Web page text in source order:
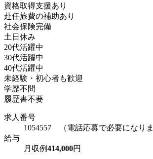
資格取得支援あり
赴任旅費の補助あり
社会保険完備
土日休み
20代活躍中
30代活躍中
40代活躍中
未経験・初心者も歓迎
学歴不問
履歴書不要
求人番号
1054557 （電話応募で必要になりま
給与
月収例414,000円